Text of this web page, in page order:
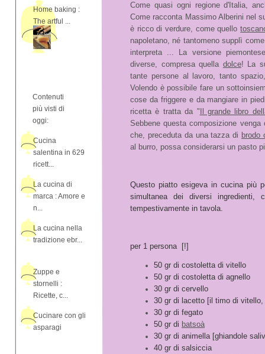
Home baking :
The artful ...
Contenuti
più visti di
oggi:
Cucina
salentina in 629
ricett...
La cucina di
marca : Amore e
n...
La cucina nella
tradizione ebr...
Zuppe e
stornelli :
Ricette, c...
Cucinare con gli
asparagi
Come quasi ogni regione d'Italia,
Come racconta Massimo Alberini nel
è ricco di verdure, come quello
napoletano, né tantomeno supplì
interpreta ... La versione
diverse, compresa quella dolce! La
tante persone al lavoro, tanto
Volendo è possibile fare un
cose da friggere e da mangiare in
ricetta è tratta da " Il grande libro
Sebbene questa composizione
che, preceduta da una tazza di brodo
al burro, possa considerarsi un pasto
Questo piatto esigeva in cucina più
simultanea dei diversi ingredienti,
tempestivamente in tavola.
per 1 persona [!]
50 gr di costoletta di vitello
50 gr di costoletta di agnello
30 gr di cervello
30 gr di lacetto [il timo di vitello,
30 gr di fegato
50 gr di batsoà
30 gr di animella [ghiandole
40 gr di salsiccia